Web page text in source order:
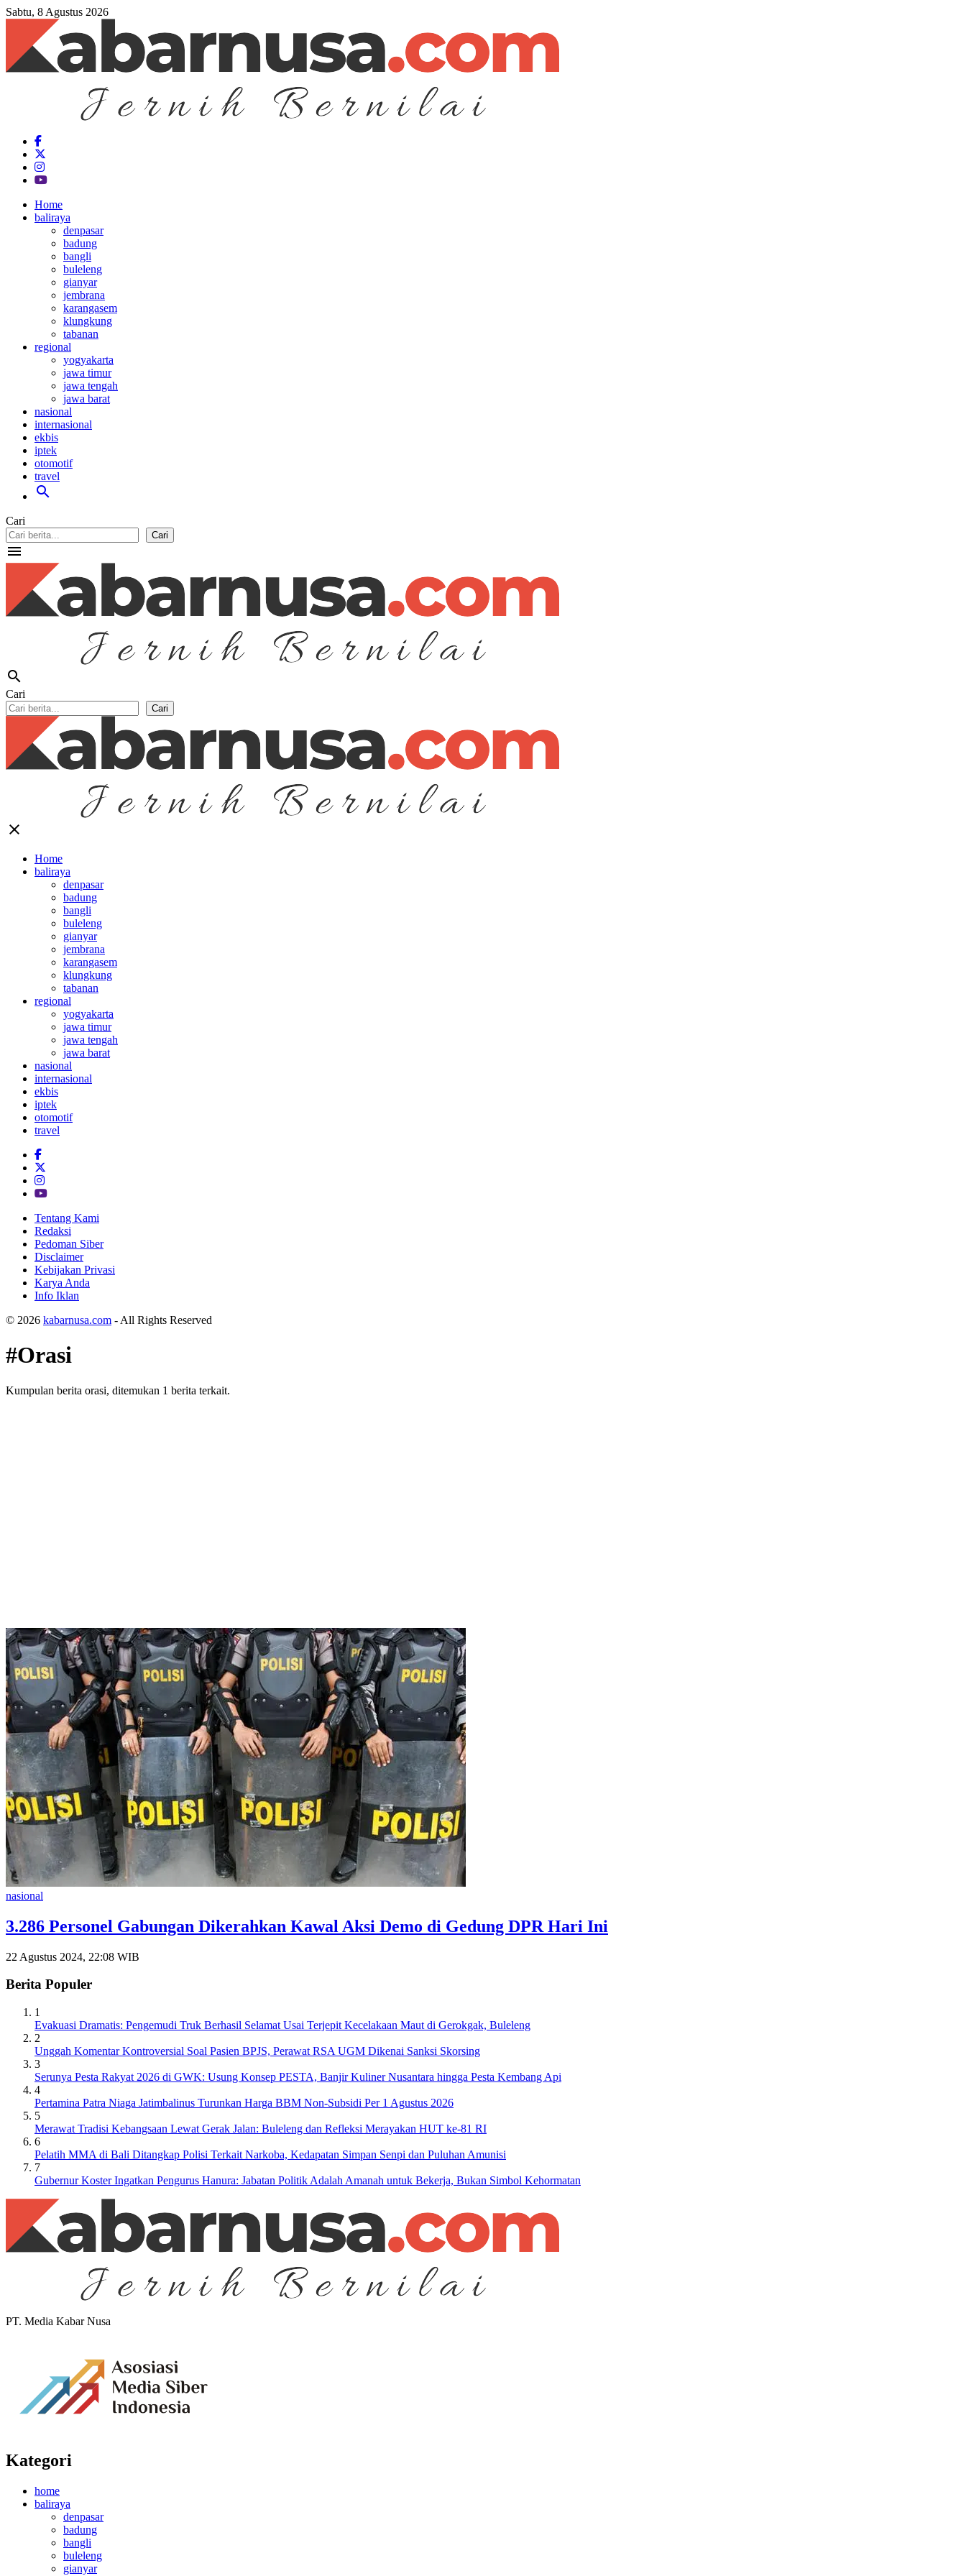
Sabtu, 8 Agustus 2026
Home
baliraya
denpasar
badung
bangli
buleleng
gianyar
jembrana
karangasem
klungkung
tabanan
regional
yogyakarta
jawa timur
jawa tengah
jawa barat
nasional
internasional
ekbis
iptek
otomotif
travel
search
Cari
Cari
menu
search
Cari
Cari
close
Home
baliraya
denpasar
badung
bangli
buleleng
gianyar
jembrana
karangasem
klungkung
tabanan
regional
yogyakarta
jawa timur
jawa tengah
jawa barat
nasional
internasional
ekbis
iptek
otomotif
travel
Tentang Kami
Redaksi
Pedoman Siber
Disclaimer
Kebijakan Privasi
Karya Anda
Info Iklan
© 2026 kabarnusa.com - All Rights Reserved
#Orasi
Kumpulan berita orasi, ditemukan 1 berita terkait.
nasional
3.286 Personel Gabungan Dikerahkan Kawal Aksi Demo di Gedung DPR Hari Ini
22 Agustus 2024, 22:08 WIB
Berita Populer
1
Evakuasi Dramatis: Pengemudi Truk Berhasil Selamat Usai Terjepit Kecelakaan Maut di Gerokgak, Buleleng
2
Unggah Komentar Kontroversial Soal Pasien BPJS, Perawat RSA UGM Dikenai Sanksi Skorsing
3
Serunya Pesta Rakyat 2026 di GWK: Usung Konsep PESTA, Banjir Kuliner Nusantara hingga Pesta Kembang Api
4
Pertamina Patra Niaga Jatimbalinus Turunkan Harga BBM Non-Subsidi Per 1 Agustus 2026
5
Merawat Tradisi Kebangsaan Lewat Gerak Jalan: Buleleng dan Refleksi Merayakan HUT ke-81 RI
6
Pelatih MMA di Bali Ditangkap Polisi Terkait Narkoba, Kedapatan Simpan Senpi dan Puluhan Amunisi
7
Gubernur Koster Ingatkan Pengurus Hanura: Jabatan Politik Adalah Amanah untuk Bekerja, Bukan Simbol Kehormatan
PT. Media Kabar Nusa
Kategori
home
baliraya
denpasar
badung
bangli
buleleng
gianyar